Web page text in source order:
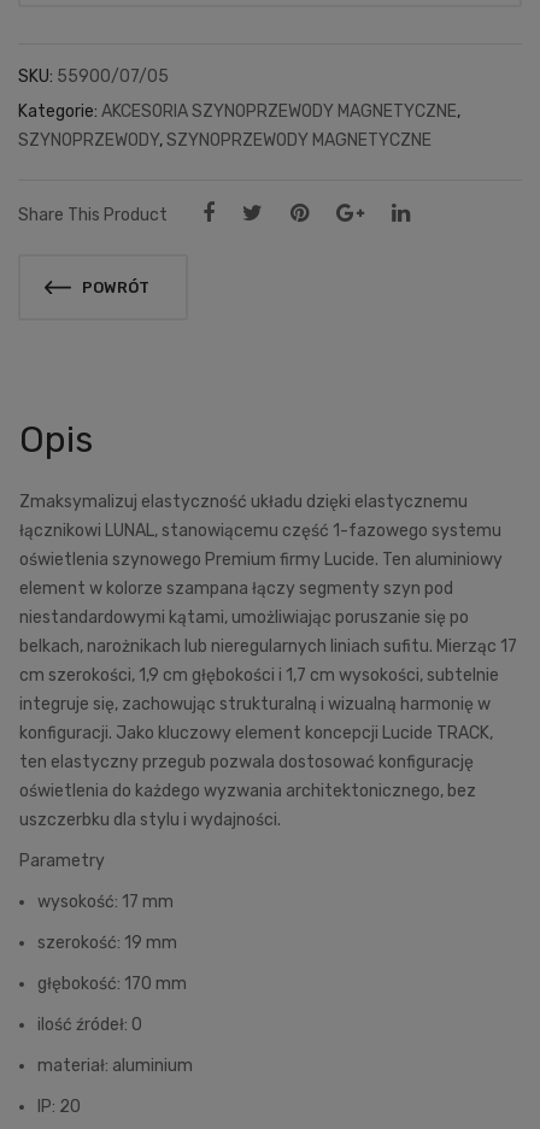
SKU: 55900/07/05
Kategorie: AKCESORIA SZYNOPRZEWODY MAGNETYCZNE,
SZYNOPRZEWODY,SZYNOPRZEWODY MAGNETYCZNE
Share This Product
POWRÓT
Opis
Zmaksymalizuj elastyczność układu dzięki elastycznemu
łącznikowi LUNAL, stanowiącemu część 1-fazowego systemu
oświetlenia szynowego Premium firmy Lucide. Ten aluminiowy
element w kolorze szampana łączy segmenty szyn pod
niestandardowymi kątami, umożliwiając poruszanie się po
belkach, narożnikach lub nieregularnych liniach sufitu. Mierząc 17
cm szerokości, 1,9 cm głębokości i 1,7 cm wysokości, subtelnie
integruje się, zachowując strukturalną i wizualną harmonię w
konfiguracji. Jako kluczowy element koncepcji Lucide TRACK,
ten elastyczny przegub pozwala dostosować konfigurację
oświetlenia do każdego wyzwania architektonicznego, bez
uszczerbku dla stylu i wydajności.
Parametry
wysokość: 17 mm
szerokość: 19 mm
głębokość: 170 mm
ilość źródeł: 0
materiał: aluminium
IP: 20